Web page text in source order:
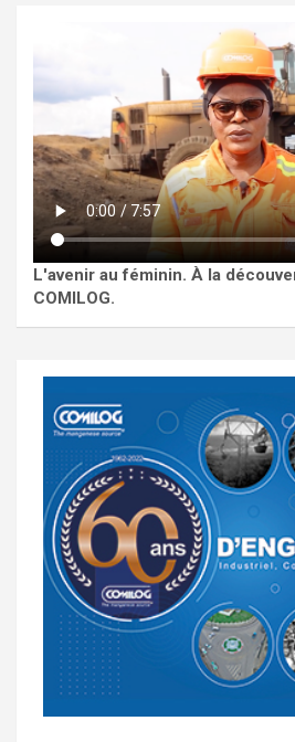
L'avenir au féminin. À la
COMILOG.